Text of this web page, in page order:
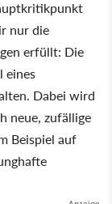
nur die
erfüllt: Die
eines
Dabei wird
neue, zufällige
Beispiel auf